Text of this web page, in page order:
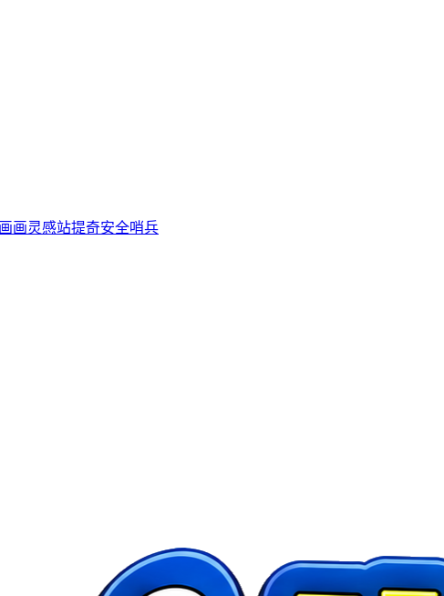
画灵感站提奇安全哨兵